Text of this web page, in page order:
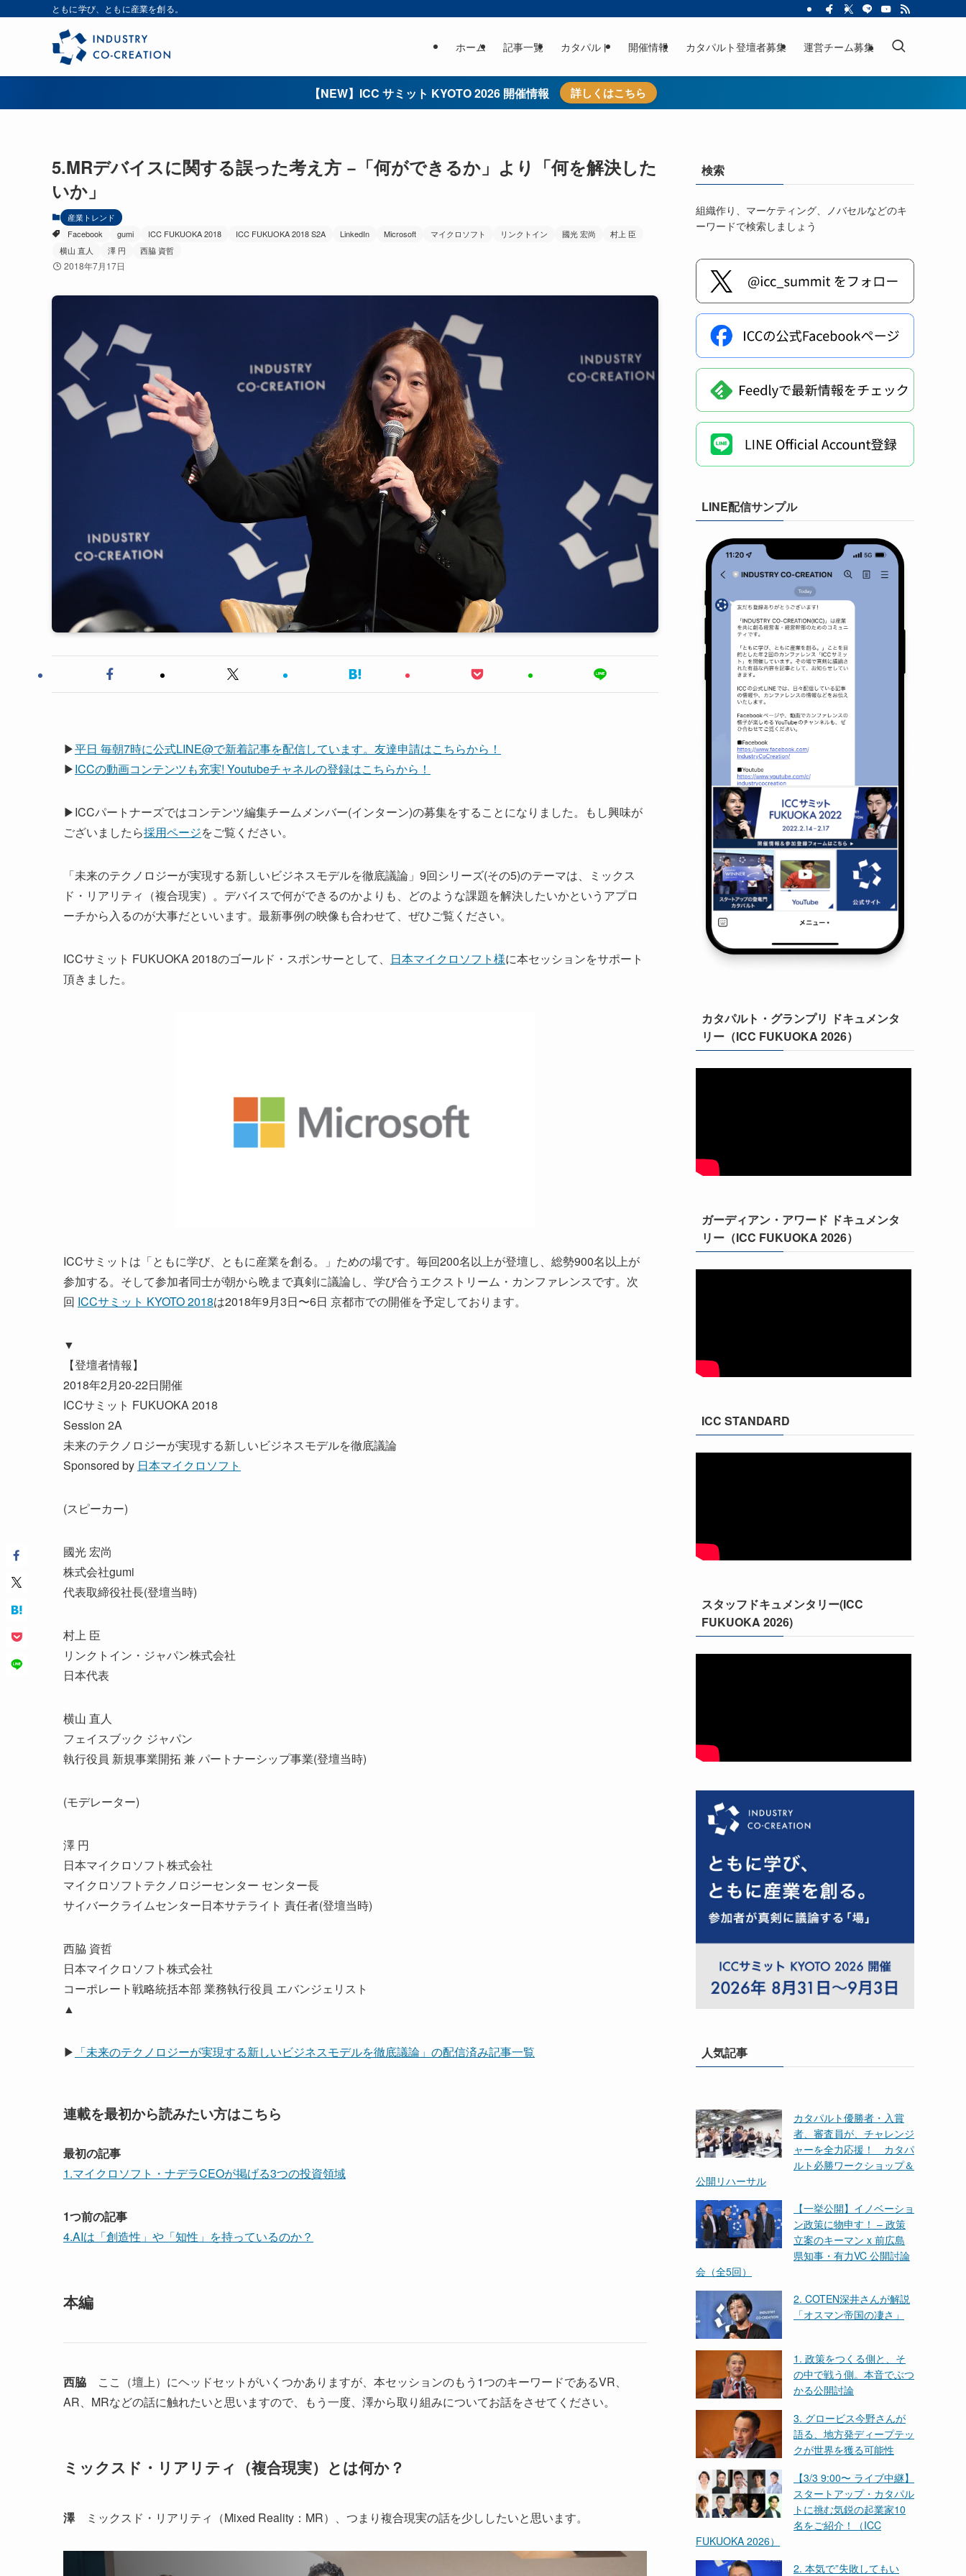
ともに学び、ともに産業を創る。
ホーム 記事一覧 カタパルト 開催情報 カタパルト登壇者募集 運営チーム募集
【NEW】ICC サミット KYOTO 2026 開催情報 詳しくはこちら
5.MRデバイスに関する誤った考え方 −「何ができるか」より「何を解決した
いか」
産業トレンド
Facebook
gumi ICC FUKUOKA 2018 ICC FUKUOKA 2018 S2A LinkedIn Microsoft マイクロソフト リンクトイン 國光 宏尚
村上 臣
横山 直人
澤 円 西脇 資哲
2018年7月17日
▶平日 毎朝7時に公式LINE@で新着記事を配信しています。友達申請はこちらから！
▶ICCの動画コンテンツも充実! Youtubeチャネルの登録はこちらから！
▶ICCパートナーズではコンテンツ編集チームメンバー(インターン)の募集をすることになりました。もし興味が
ございましたら採用ページをご覧ください。
「未来のテクノロジーが実現する新しいビジネスモデルを徹底議論」9回シリーズ(その5)のテーマは、ミックス
ド・リアリティ（複合現実）。デバイスで何ができるのかよりも、どのような課題を解決したいかというアプロ
ーチから入るのが大事だといいます。最新事例の映像も合わせて、ぜひご覧ください。
ICCサミット FUKUOKA 2018のゴールド・スポンサーとして、 日本マイクロソフト様に本セッションをサポート
頂きました。
ICCサミットは「ともに学び、ともに産業を創る。」ための場です。毎回200名以上が登壇し、総勢900名以上が
参加する。そして参加者同士が朝から晩まで真剣に議論し、学び合うエクストリーム・カンファレンスです。次
回 ICCサミット KYOTO 2018は2018年9月3日〜6日 京都市での開催を予定しております。
▼
【登壇者情報】
2018年2月20-22日開催
ICCサミット FUKUOKA 2018
Session 2A
未来のテクノロジーが実現する新しいビジネスモデルを徹底議論
Sponsored by 日本マイクロソフト
(スピーカー)
國光 宏尚
株式会社gumi
代表取締役社長(登壇当時)
村上 臣
リンクトイン・ジャパン株式会社
日本代表
横山 直人
フェイスブック ジャパン
執行役員 新規事業開拓 兼 パートナーシップ事業(登壇当時)
(モデレーター)
澤 円
日本マイクロソフト株式会社
マイクロソフトテクノロジーセンター センター長
サイバークライムセンター日本サテライト 責任者(登壇当時)
西脇 資哲
日本マイクロソフト株式会社
コーポレート戦略統括本部 業務執行役員 エバンジェリスト
▲
▶ 「未来のテクノロジーが実現する新しいビジネスモデルを徹底議論」の配信済み記事一覧
連載を最初から読みたい方はこちら
最初の記事
1.マイクロソフト・ナデラCEOが掲げる3つの投資領域
1つ前の記事
4.AIは「創造性」や「知性」を持っているのか？
本編
西脇 ここ（壇上）にヘッドセットがいくつかありますが、本セッションのもう1つのキーワードであるVR、
AR、MRなどの話に触れたいと思いますので、もう一度、澤から取り組みについてお話をさせてください。
ミックスド・リアリティ（複合現実）とは何か？
澤ミックスド・リアリティ（Mixed Reality：MR）、つまり複合現実の話を少ししたいと思います。
検索
組織作り、マーケティング、ノバセルなどのキ
ーワードで検索しましょう
LINE配信サンプル
カタパルト・グランプリ ドキュメンタ
リー（ICC FUKUOKA 2026）
ガーディアン・アワード ドキュメンタ
リー（ICC FUKUOKA 2026）
ICC STANDARD
スタッフドキュメンタリー(ICC
FUKUOKA 2026)
人気記事
カタパルト優勝者・入賞
者、審査員が、チャレンジ
ャーを全力応援！ カタパ
ルト必勝ワークショップ＆
公開リハーサル
【一挙公開】イノベーショ
ン政策に物申す！ – 政策
立案のキーマン x 前広島
県知事・有力VC 公開討論
会（全5回）
2. COTEN深井さんが解説
「オスマン帝国の凄さ」
1. 政策をつくる側と、そ
の中で戦う側。本音でぶつ
かる公開討論
3. グロービス今野さんが
語る、地方発ディープテッ
クが世界を獲る可能性
【3/3 9:00〜 ライブ中継】
スタートアップ・カタパル
トに挑む気鋭の起業家10
名をご紹介！（ICC
FUKUOKA 2026）
2. 本気で”失敗してもい